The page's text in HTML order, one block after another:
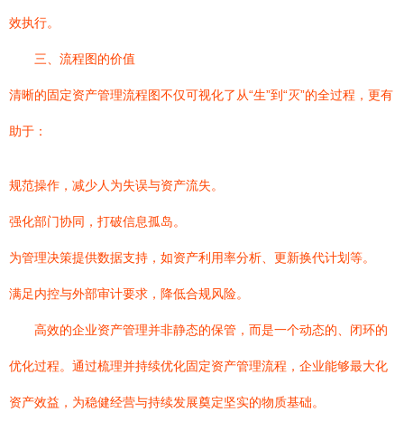
效执行。
三、流程图的价值
清晰的固定资产管理流程图不仅可视化了从“生”到“灭”的全过程，更有
助于：
规范操作，减少人为失误与资产流失。
强化部门协同，打破信息孤岛。
为管理决策提供数据支持，如资产利用率分析、更新换代计划等。
满足内控与外部审计要求，降低合规风险。
高效的企业资产管理并非静态的保管，而是一个动态的、闭环的
优化过程。通过梳理并持续优化固定资产管理流程，企业能够最大化
资产效益，为稳健经营与持续发展奠定坚实的物质基础。